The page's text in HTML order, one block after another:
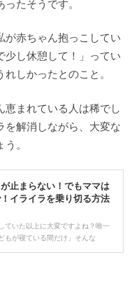
たそうです。
が赤ちゃん抱っこしてい
少し休憩して！」ってい
しかったとのこと。
恵まれている人は稀でし
を解消しながら、大変な
。
止まらない！でもママは
イライラを乗り切る方法
ていた以上に大変ですよね？唯一
もが寝ている間だけ」そんな